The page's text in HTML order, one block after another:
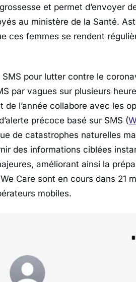
et permet d’envoyer
au ministère de la Santé.
ces femmes se rendent
pour lutter contre le
par vagues sur plusieurs
l’année collabore avec les
précoce basé sur SMS (
de catastrophes naturelles
des informations ciblées
améliorant ainsi la
Care sont en cours dans 21
mobiles.